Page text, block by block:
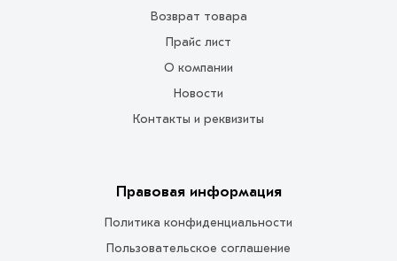
Возврат товара
Прайс лист
О компании
Новости
Контакты и реквизиты
Правовая информация
Политика конфиденциальности
Пользовательское соглашение